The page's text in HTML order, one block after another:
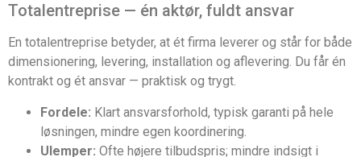
Totalentreprise — én aktør, fuldt ansvar
En totalentreprise betyder, at ét firma leverer og står for både
dimensionering, levering, installation og aflevering. Du får én
kontrakt og ét ansvar — praktisk og trygt.
Fordele: Klart ansvarsforhold, typisk garanti på hele
løsningen, mindre egen koordinering.
Ulemper: Ofte højere tilbudspris; mindre indsigt i